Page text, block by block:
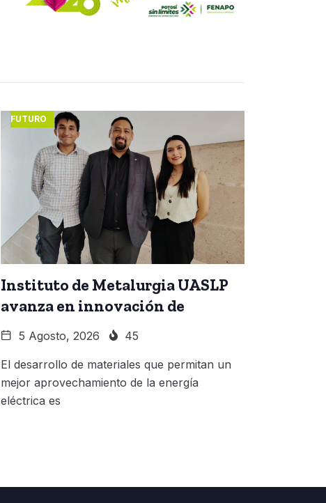
FUTURO
Instituto de Metalurgia UASLP
avanza en innovación de
5 Agosto, 2026 45
El desarrollo de materiales que permitan un
mejor aprovechamiento de la energía
eléctrica es